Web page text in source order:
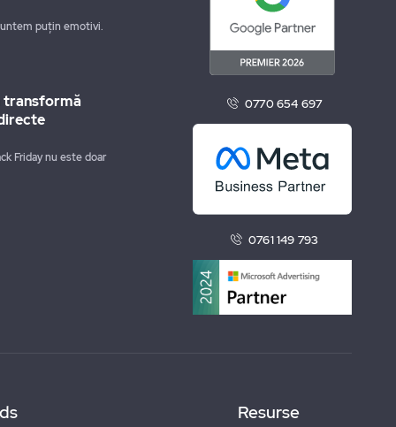
puțin emotivi.
transformă
Friday nu este doar
0770 654 697
0761 149 793
Resurse